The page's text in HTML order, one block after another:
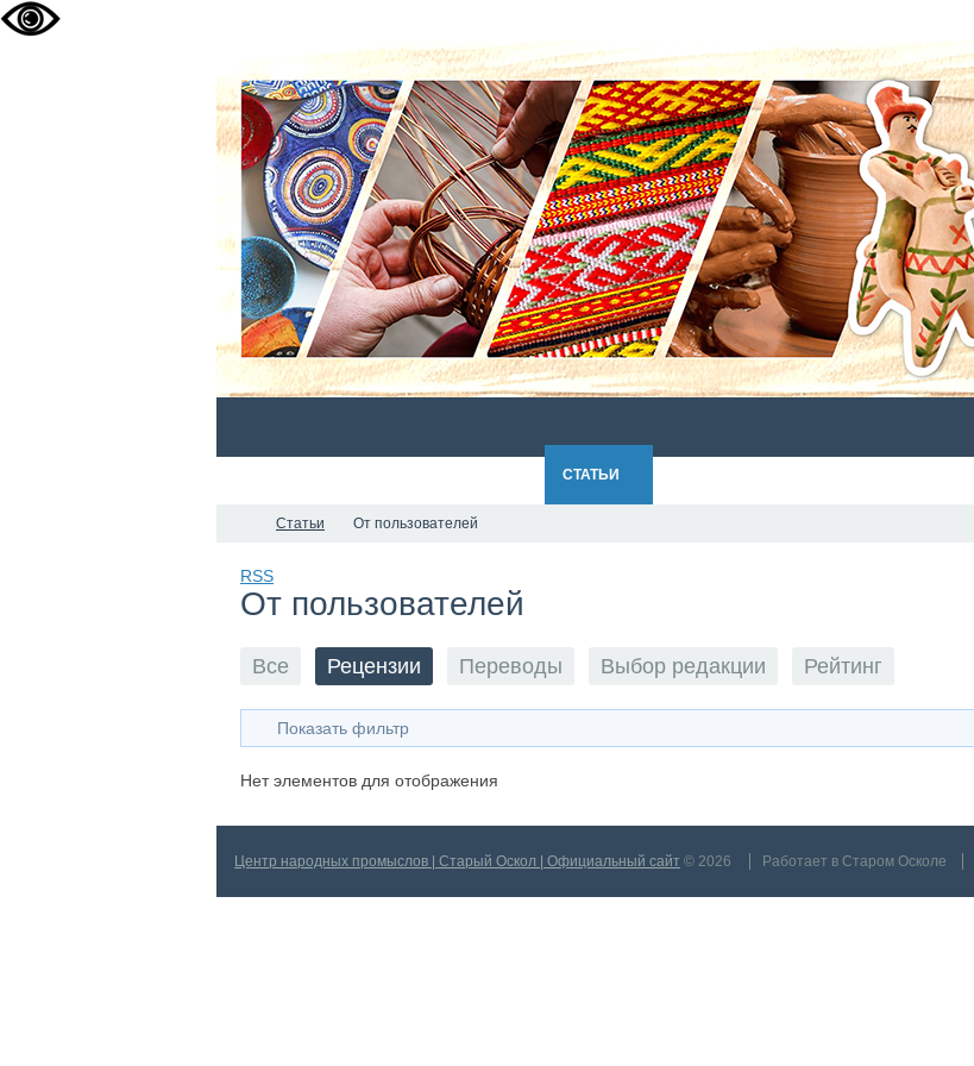
СТАТЬИ
Статьи От пользователей
RSS
От пользователей
Все Рецензии Переводы Выбор редакции Рейтинг
Показать фильтр
Нет элементов для отображения
Центр народных промыслов | Старый Оскол | Официальный сайт © 2026 Работает в Старом Осколе